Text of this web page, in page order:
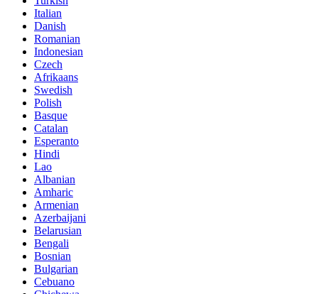
Italian
Danish
Romanian
Indonesian
Czech
Afrikaans
Swedish
Polish
Basque
Catalan
Esperanto
Hindi
Lao
Albanian
Amharic
Armenian
Azerbaijani
Belarusian
Bengali
Bosnian
Bulgarian
Cebuano